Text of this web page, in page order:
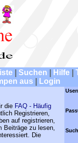
Suchen Hilfe
aus
Login
die FAQ - Häufig
Registrieren,
auf registrieren,
Beiträge zu lesen,
Die